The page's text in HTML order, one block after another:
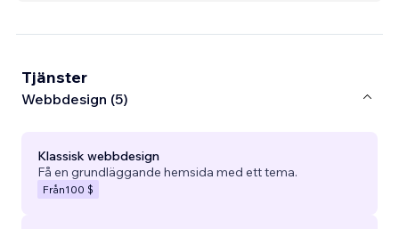
Tjänster
Webbdesign (5)
Klassisk webbdesign
Få en grundläggande hemsida med ett tema.
Från100 $